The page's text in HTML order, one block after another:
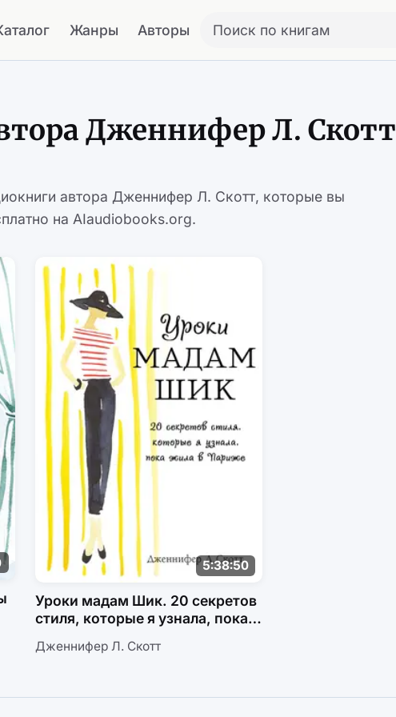
Жанры Авторы Поиск по книгам
Дженнифер Л. Скотт
автора Дженнифер Л. Скотт, которые вы
на AIaudiobooks.org.
5:38:50
Уроки мадам Шик. 20 секретов
стиля, которые я узнала, пока
Дженнифер Л. Скотт